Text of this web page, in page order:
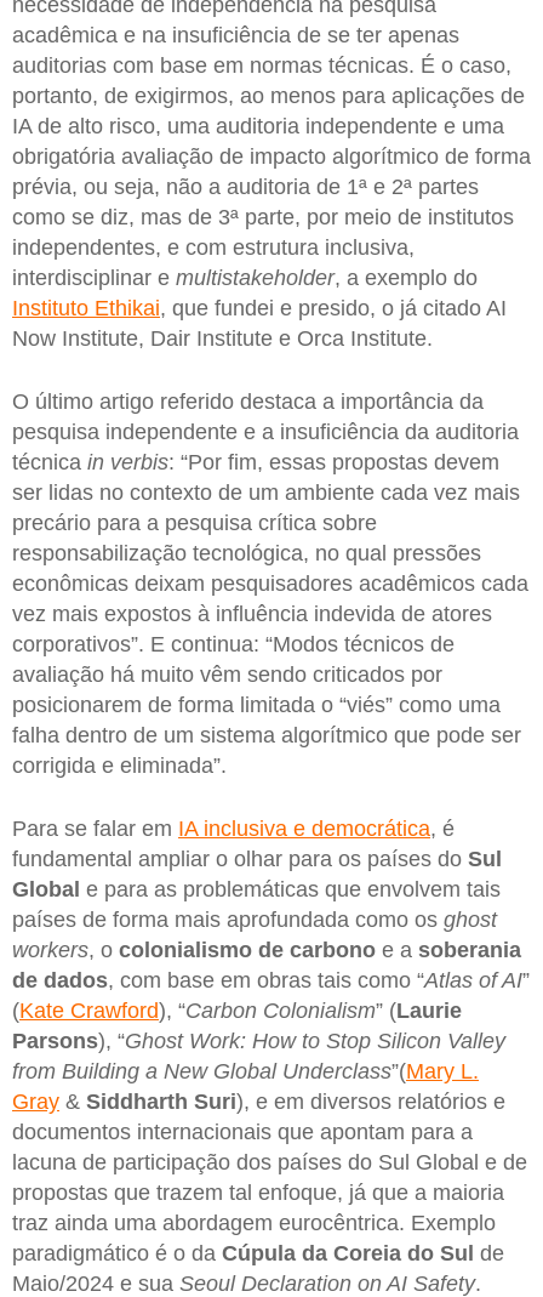
necessidade de independência na pesquisa
acadêmica e na insuficiência de se ter apenas
auditorias com base em normas técnicas. É o caso,
portanto, de exigirmos, ao menos para aplicações de
IA de alto risco, uma auditoria independente e uma
obrigatória avaliação de impacto algorítmico de forma
prévia, ou seja, não a auditoria de 1ª e 2ª partes
como se diz, mas de 3ª parte, por meio de institutos
independentes, e com estrutura inclusiva,
interdisciplinar e multistakeholder, a exemplo do
Instituto Ethikai, que fundei e presido, o já citado AI
Now Institute, Dair Institute e Orca Institute.
O último artigo referido destaca a importância da
pesquisa independente e a insuficiência da auditoria
técnica in verbis: “Por fim, essas propostas devem
ser lidas no contexto de um ambiente cada vez mais
precário para a pesquisa crítica sobre
responsabilização tecnológica, no qual pressões
econômicas deixam pesquisadores acadêmicos cada
vez mais expostos à influência indevida de atores
corporativos”. E continua: “Modos técnicos de
avaliação há muito vêm sendo criticados por
posicionarem de forma limitada o “viés” como uma
falha dentro de um sistema algorítmico que pode ser
corrigida e eliminada”.
Para se falar em IA inclusiva e democrática, é
fundamental ampliar o olhar para os países do Sul
Global e para as problemáticas que envolvem tais
países de forma mais aprofundada como os ghost
workers, o colonialismo de carbono e a soberania
de dados, com base em obras tais como “Atlas of AI”
(Kate Crawford), “Carbon Colonialism” (Laurie
Parsons), “Ghost Work: How to Stop Silicon Valley
from Building a New Global Underclass”(Mary L.
Gray & Siddharth Suri), e em diversos relatórios e
documentos internacionais que apontam para a
lacuna de participação dos países do Sul Global e de
propostas que trazem tal enfoque, já que a maioria
traz ainda uma abordagem eurocêntrica. Exemplo
paradigmático é o da Cúpula da Coreia do Sul de
Maio/2024 e sua Seoul Declaration on AI Safety.